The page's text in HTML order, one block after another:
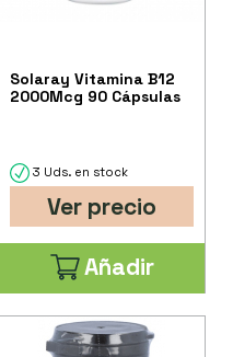
Solaray Vitamina B12
2000Mcg 90 Cápsulas
3 Uds. en stock
Ver precio
Añadir